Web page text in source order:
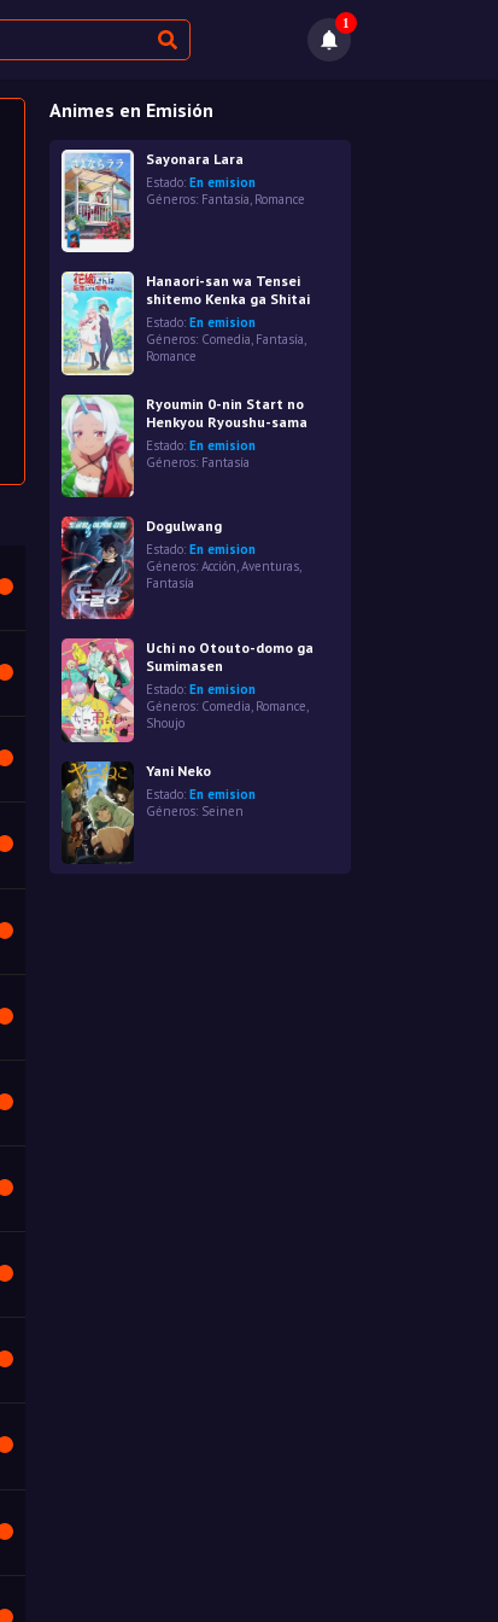
1
Animes en Emisión
Sayonara Lara
Estado: En emision
Géneros: Fantasía, Romance
Hanaori-san wa Tensei
shitemo Kenka ga Shitai
Estado: En emision
Géneros: Comedia, Fantasía
Romance
Ryoumin 0-nin Start no
Henkyou Ryoushu-sama
Estado: En emision
Géneros: Fantasía
Dogulwang
Estado: En emision
Géneros: Acción,Aventuras
Fantasía
Uchi no Otouto-domo ga
Sumimasen
Estado: En emision
Géneros: Comedia, Romance
Shoujo
Yani Neko
Estado: En emision
Géneros: Seinen